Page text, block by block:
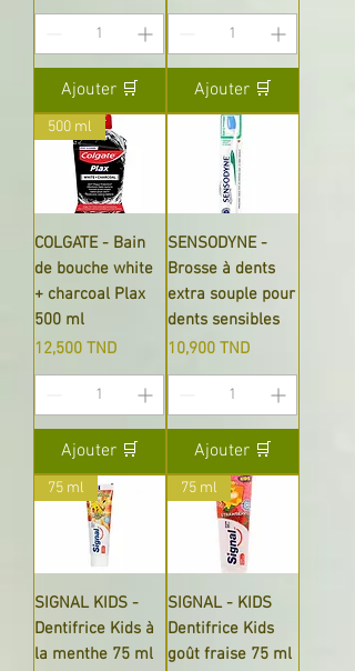
Ajouter 🛒 Ajouter 🛒
500 ml
COLGATE - Bain
de bouche white
+ charcoal Plax
500 ml
Prix
12,500 TND
Ajouter 🛒
SENSODYNE -
Brosse à dents
extra souple pour
dents sensibles
Prix
10,900 TND
Ajouter 🛒
75 ml
SIGNAL KIDS -
Dentifrice Kids à
la menthe 75 ml
75 ml
SIGNAL - KIDS
Dentifrice Kids
goût fraise 75 ml